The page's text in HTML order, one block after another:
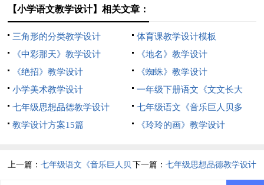
【小学语文教学设计】相关文章：
三角形的分类教学设计
体育课教学设计模板
《中彩那天》教学设计
《地名》教学设计
《绝招》教学设计
《蜘蛛》教学设计
小学美术教学设计
一年级下册语文《文文长大
了》教学设计
七年级思想品德教学设计
七年级语文《音乐巨人贝多
芬》的教学设计
教学设计方案15篇 《玲玲的画》教学设计
上一篇：七年级语文《音乐巨人贝 下一篇： 七年级思想品德教学设计